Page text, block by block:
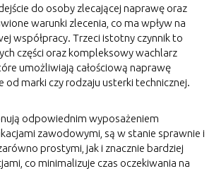
do osoby zlecającej naprawę oraz
warunki zlecenia, co ma wpływ na
współpracy. Trzeci istotny czynnik to
części oraz kompleksowy wachlarz
umożliwiają całościową naprawę
od marki czy rodzaju usterki technicznej.
odpowiednim wyposażeniem
zawodowymi, są w stanie sprawnie i
prostymi, jak i znacznie bardziej
co minimalizuje czas oczekiwania na